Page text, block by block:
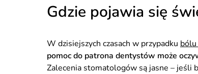
Gdzie pojawia się
W dzisiejszych czasach w przypadku bólu
pomoc do patrona dentystów może
Zalecenia stomatologów są jasne – jeśli